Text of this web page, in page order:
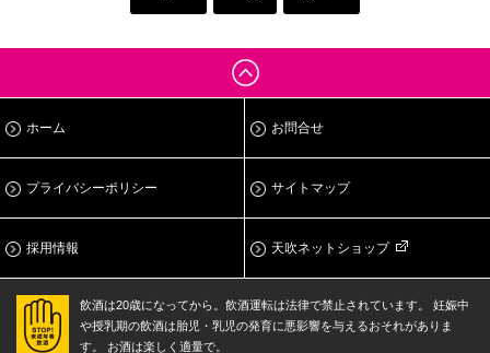
ホーム お問合せ
プライバシーポリシー サイトマップ
採用情報 天吹ネットショップ
飲酒は20歳になってから。飲酒運転は法律で禁止されています。
妊娠中
や授乳期の飲酒は胎児・乳児の発育に悪影響を与えるおそれがありま
す。
お酒は楽しく適量で。